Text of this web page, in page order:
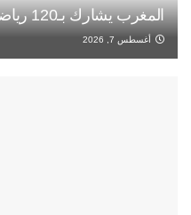
المغرب يشارك بـ120 رياضيا في دورة تارانتو 2026
أغسطس 7, 2026